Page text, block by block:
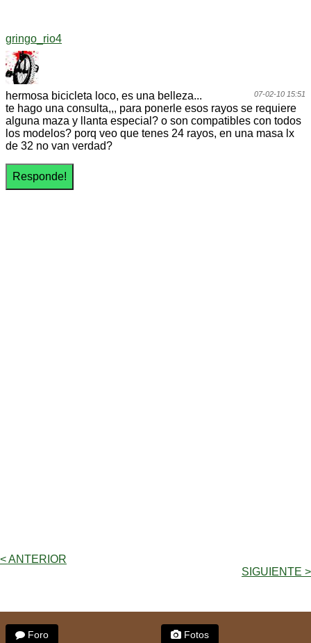
gringo_rio4
07-02-10 15:51
hermosa bicicleta loco, es una belleza...
te hago una consulta,,, para ponerle esos rayos se requiere
alguna maza y llanta especial? o son compatibles con todos
los modelos? porq veo que tenes 24 rayos, en una masa lx
de 32 no van verdad?
< ANTERIOR
SIGUIENTE >
Foro Fotos